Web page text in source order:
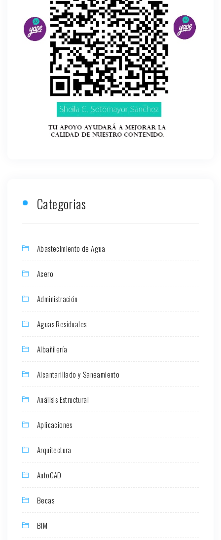
Categorias
Abastecimiento de Agua
Acero
Administración
Aguas Residuales
Albañilería
Alcantarillado y Saneamiento
Análisis Estructural
Aplicaciones
Arquitectura
AutoCAD
Becas
BIM